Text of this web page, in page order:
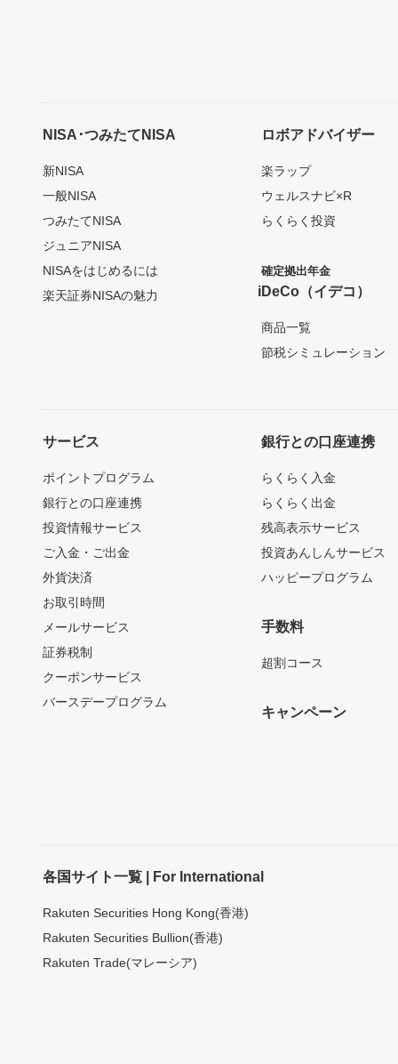
NISA･つみたてNISA
新NISA
一般NISA
つみたてNISA
ジュニアNISA
NISAをはじめるには
楽天証券NISAの魅力
ロボアドバイザー
楽ラップ
ウェルスナビ×R
らくらく投資
確定拠出年金
iDeCo（イデコ）
商品一覧
節税シミュレーション
サービス
ポイントプログラム
銀行との口座連携
投資情報サービス
ご入金・ご出金
外貨決済
お取引時間
メールサービス
証券税制
クーポンサービス
バースデープログラム
銀行との口座連携
らくらく入金
らくらく出金
残高表示サービス
投資あんしんサービス
ハッピープログラム
手数料
超割コース
キャンペーン
各国サイト一覧 | For International
Rakuten Securities Hong Kong(香港)
Rakuten Securities Bullion(香港)
Rakuten Trade(マレーシア)